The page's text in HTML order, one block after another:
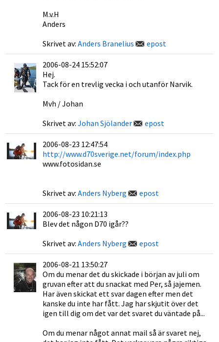
M.v.H
Anders
Skrivet av: Anders Branelius epost
2006-08-24 15:52:07
Hej.
Tack för en trevlig vecka i och utanför Narvik.
Mvh / Johan
Skrivet av: Johan Sjölander epost
2006-08-23 12:47:54
http://www.d70sverige.net/forum/index.php
www.fotosidan.se
Skrivet av: Anders Nyberg epost
2006-08-23 10:21:13
Blev det någon D70 igår??
Skrivet av: Anders Nyberg epost
2006-08-21 13:50:27
Om du menar det du skickade i början av juli om
gruvan efter att du snackat med Per, så jajemen.
Har även skickat ett svar dagen efter men det
kanske du inte har fått. Jag har skjutit över det
igen till dig om det var det svaret du väntade på...
Om du menar något annat mail så är svaret nej,